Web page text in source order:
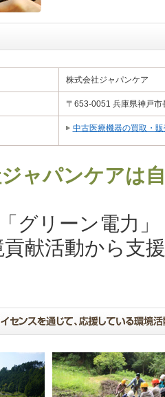
株式会社ジャパンケア
〒653-0051 兵庫県神戸
中古医療機器の買取・
ャパンケアは
グリーン電力
貢献活動から支